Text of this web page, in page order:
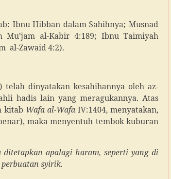
Ibnu Hibban dalam Sahihnya; Musnad
al-Kabir 4:189; Ibnu Taimiyah
al-Zawaid 4:2).
dinyatakan kesahihannya oleh az-
hadis lain yang meragukannya. Atas
kitab Wafa al-WafaIV:1404, menyatakan,
maka menyentuh tembok kuburan
apalagi haram, seperti yang di
syirik.